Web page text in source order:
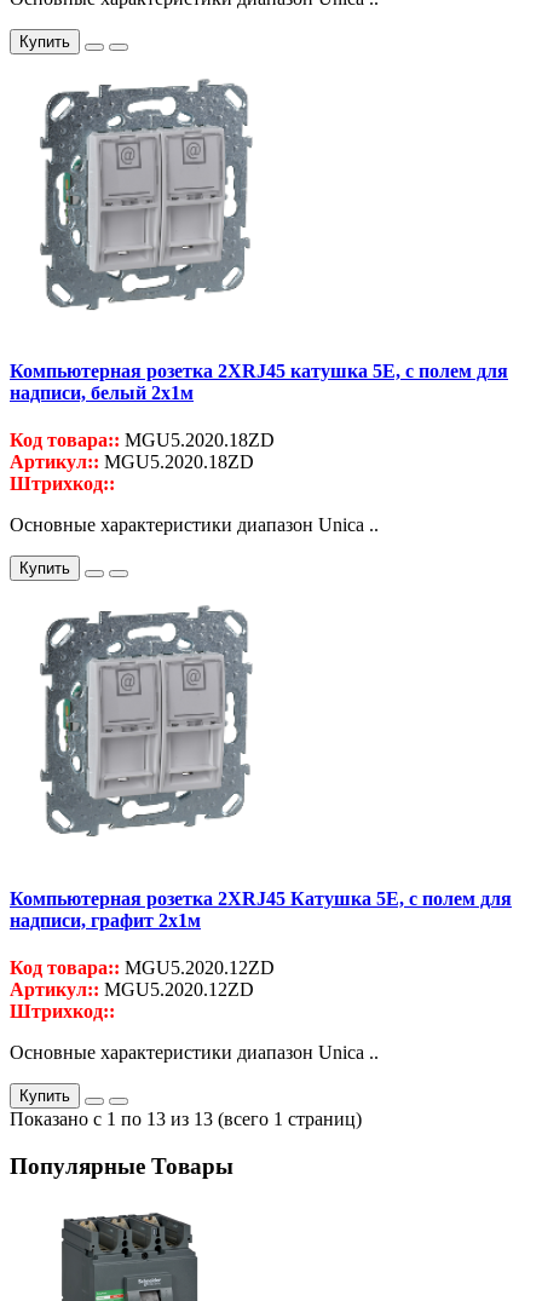
Купить
Компьютерная розетка 2ХRJ45 катушка 5Е, с полем для
надписи, белый 2x1м
Код товара:: MGU5.2020.18ZD
Артикул:: MGU5.2020.18ZD
Штрихкод::
Основные характеристики диапазон Unica ..
Купить
Компьютерная розетка 2ХRJ45 Катушка 5Е, с полем для
надписи, графит 2x1м
Код товара:: MGU5.2020.12ZD
Артикул:: MGU5.2020.12ZD
Штрихкод::
Основные характеристики диапазон Unica ..
Купить
Показано с 1 по 13 из 13 (всего 1 страниц)
Популярные Товары